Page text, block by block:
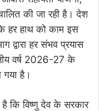
की जा रही है। देश
हर हाथ को काम इस
द्वारा हर संभव प्रयास
वर्ष 2026-27 के
है।
कि विष्णु देव के सरकार